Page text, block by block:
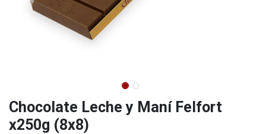
Chocolate Leche y Maní Felfort
x250g (8x8)